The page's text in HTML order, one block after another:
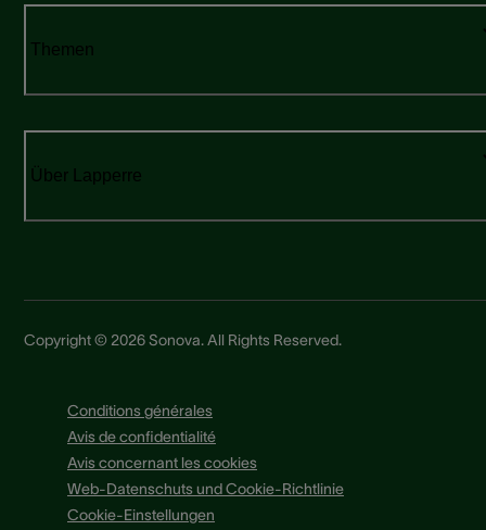
Themen
Über Lapperre
Copyright © 2026 Sonova. All Rights Reserved.
Conditions générales
Avis de confidentialité
Avis concernant les cookies
Web-Datenschuts und Cookie-Richtlinie
Cookie-Einstellungen